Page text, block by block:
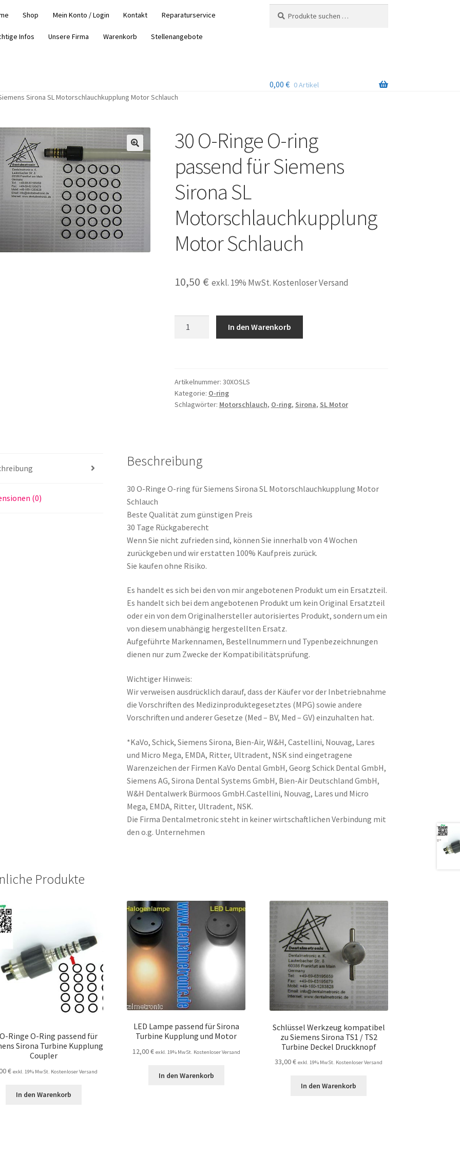
Shop Mein Konto / Login Kontakt Reparaturservice
Infos Unsere Firma Warenkorb Stellenangebote
nach:
0,00 € 0 Artikel
Sirona SL Motorschlauchkupplung Motor Schlauch
30 O-Ringe O-ring
passend für Siemens
Sirona SL
Motorschlauchkupplung
Motor Schlauch
10,50 € exkl. 19% MwSt. Kostenloser Versand
passend
für
Siemens
Motor
Menge
In den Warenkorb
Artikelnummer: 30XOSLS
Kategorie: O-ring
Schlagwörter: Motorschlauch, O-ring, Sirona, SL Motor
(0)
Beschreibung
30 O-Ringe O-ring für Siemens Sirona SL Motorschlauchkupplung Motor
Schlauch
Beste Qualität zum günstigen Preis
30 Tage Rückgaberecht
Wenn Sie nicht zufrieden sind, können Sie innerhalb von 4 Wochen
zurückgeben und wir erstatten 100% Kaufpreis zurück.
Sie kaufen ohne Risiko.
Es handelt es sich bei den von mir angebotenen Produkt um ein Ersatzteil.
Es handelt sich bei dem angebotenen Produkt um kein Original Ersatzteil
oder ein von dem Originalhersteller autorisiertes Produkt, sondern um ein
von diesem unabhängig hergestellten Ersatz.
Aufgeführte Markennamen, Bestellnummern und Typenbezeichnungen
dienen nur zum Zwecke der Kompatibilitätsprüfung.
Wichtiger Hinweis:
Wir verweisen ausdrücklich darauf, dass der Käufer vor der Inbetriebnahme
die Vorschriften des Medizinproduktegesetztes (MPG) sowie andere
Vorschriften und anderer Gesetze (Med – BV, Med – GV) einzuhalten hat.
*KaVo, Schick, Siemens Sirona, Bien-Air, W&H, Castellini, Nouvag, Lares
und Micro Mega, EMDA, Ritter, Ultradent, NSK sind eingetragene
Warenzeichen der Firmen KaVo Dental GmbH, Georg Schick Dental GmbH,
Siemens AG, Sirona Dental Systems GmbH, Bien-Air Deutschland GmbH,
W&H Dentalwerk Bürmoos GmbH.Castellini, Nouvag, Lares und Micro
Mega, EMDA, Ritter, Ultradent, NSK.
Die Firma Dentalmetronic steht in keiner wirtschaftlichen Verbindung mit
den o.g. Unternehmen
Produkte
Ringe O-Ring passend für
Sirona Turbine Kupplung
Coupler
€ exkl. 19% MwSt. Kostenloser Versand
In den Warenkorb
LED Lampe passend für Sirona
Turbine Kupplung und Motor
12,00€ exkl. 19% MwSt. Kostenloser Versand
In den Warenkorb
Schlüssel Werkzeug kompatibel
zu Siemens Sirona TS1 / TS2
Turbine Deckel Druckknopf
33,00€ exkl. 19% MwSt. Kostenloser Versand
In den Warenkorb